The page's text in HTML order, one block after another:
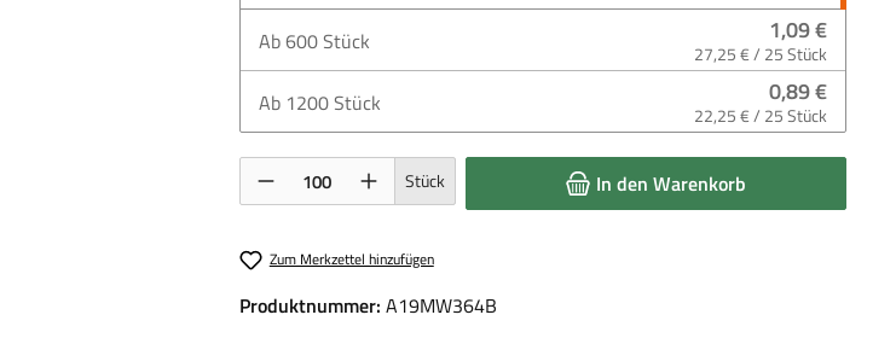
Ab600Stück 1,09 €
27,25 € / 25 Stück
Ab 1200Stück 0,89 €
22,25 € / 25 Stück
Produkt Anzahl: Gib den gewünschten Wert ein oder benutze die Schaltflächen um die
Stück In den Warenkorb
Zum Merkzettel hinzufügen
Produktnummer: A19MW364B